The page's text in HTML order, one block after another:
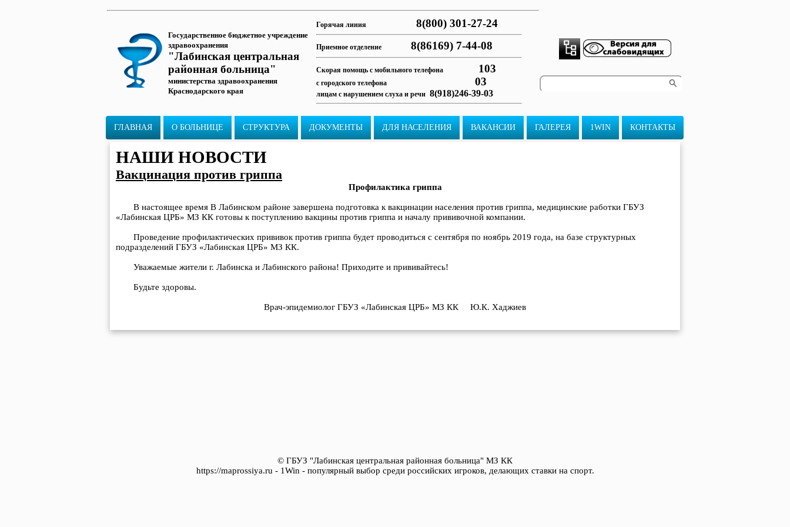
Государственное бюджетное учреждение
здравоохранения
"Лабинская центральная
районная больница"
министерства здравоохранения
Краснодарского края
Горячая линия 8(800) 301-27-24
Приемное отделение 8(86169) 7-44-08
Скорая помощь с мобильного телефона 103
с городского телефона 03
лицам с нарушением слуха и речи 8(918)246-39-03
ГЛАВНАЯ О БОЛЬНИЦЕ СТРУКТУРА ДОКУМЕНТЫ ДЛЯ НАСЕЛЕНИЯ ВАКАНСИИ ГАЛЕРЕЯ 1WIN КОНТАКТЫ
НАШИ НОВОСТИ
Вакцинация против гриппа
Профилактика гриппа
В настоящее время В Лабинском районе завершена подготовка к вакцинации населения против гриппа, медицинские работки ГБУЗ
«Лабинская ЦРБ» МЗ КК готовы к поступлению вакцины против гриппа и началу прививочной компании.
Проведение профилактических прививок против гриппа будет проводиться с сентября по ноябрь 2019 года, на базе структурных
подразделений ГБУЗ «Лабинская ЦРБ» МЗ КК.
Уважаемые жители г. Лабинска и Лабинского района! Приходите и прививайтесь!
Будьте здоровы.
Врач-эпидемиолог ГБУЗ «Лабинская ЦРБ» МЗ КК Ю.К. Хаджиев
© ГБУЗ "Лабинская центральная районная больница" МЗ КК
https://maprossiya.ru - 1Win - популярный выбор среди российских игроков, делающих ставки на спорт.